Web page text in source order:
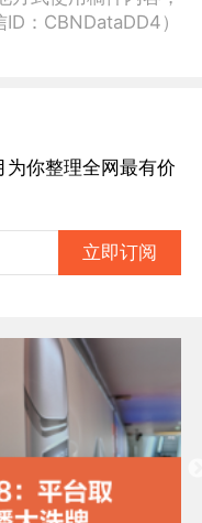
：CBNDataDD4）
你整理全网最有价
立即订阅